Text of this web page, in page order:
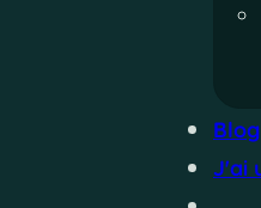
Blog
J'ai